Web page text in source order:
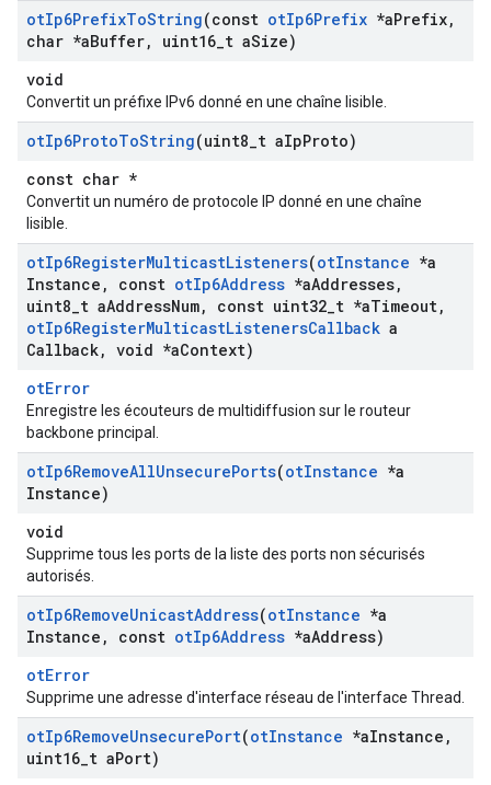
otIp6PrefixToString(const otIp6Prefix *aPrefix,
char *aBuffer, uint16 t aSize)
void
Convertit un préfixe IPv6 donné en une chaîne lisible.
otIp6ProtoToString(uint8 t aIpProto)
const char *
Convertit un numéro de protocole IP donné en une chaîne
lisible.
otIp6RegisterMulticastListeners(otInstance *a
Instance , const otIp6Address *aAddresses,
uint8 t aAddressNum, const uint32 t *aTimeout,
otIp6RegisterMulticastListenersCallback a
Callback, void *aContext)
otError
Enregistre les écouteurs de multidiffusion sur le routeur
backbone principal.
otIp6RemoveAllUnsecurePorts(otInstance *a
Instance)
void
Supprime tous les ports de la liste des ports non sécurisés
autorisés.
otIp6RemoveUnicastAddress(otInstance *a
Instance , const otIp6Address *aAddress)
otError
Supprime une adresse d'interface réseau de l'interface Thread.
otIp6RemoveUnsecurePort(otInstance *aInstance ,
uint16 t aPort)